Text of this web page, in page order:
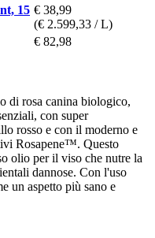
15 € 38,99
(€ 2.599,33 / L)
€ 82,98
di rosa canina biologico,
con super
rosso e con il moderno e
Rosapene™. Questo
olio per il viso che nutre la
dannose. Con l'uso
un aspetto più sano e